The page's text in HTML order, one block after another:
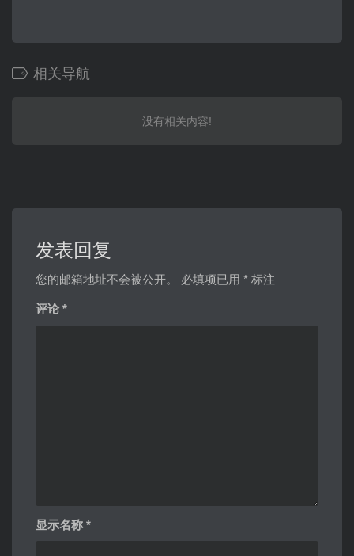
相关导航
没有相关内容!
发表回复
您的邮箱地址不会被公开。 必填项已用 * 标注
评论 *
显示名称 *